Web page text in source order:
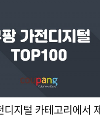
지털 카테고리에서